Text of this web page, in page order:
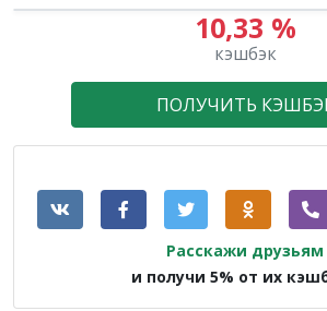
10,33 %
кэшбэк
ПОЛУЧИТЬ
Расскажи друзьям
и получи 5% от их